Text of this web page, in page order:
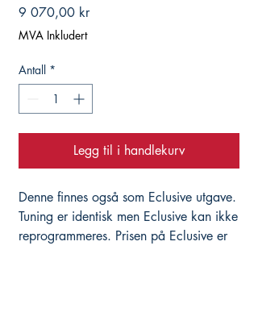
9 070,00 krPris
MVA Inkludert
Antall *
Legg til i handlekurv
Denne finnes også som Eclusive utgave.
Tuning er identisk men Eclusive kan ikke
reprogrammeres. Prisen på Eclusive er